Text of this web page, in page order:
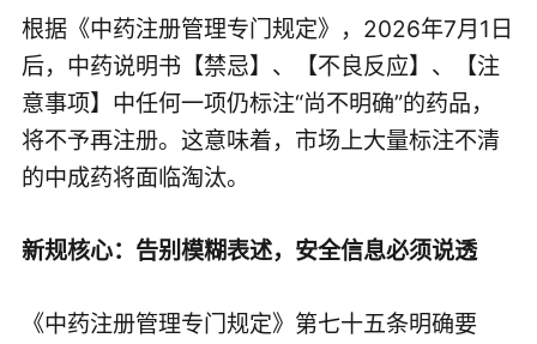
根据《中药注册管理专门规定》，2026年7月1日
后，中药说明书【禁忌】、【不良反应】、【注
意事项】中任何一项仍标注“尚不明确”的药品，
将不予再注册。这意味着，市场上大量标注不清
的中成药将面临淘汰。
新规核心：告别模糊表述，安全信息必须说透
《中药注册管理专门规定》第七十五条明确要